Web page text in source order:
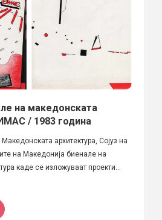
на македонската
/ 1983 година
архитектура, Сојуз на
на Македонија биенале на
каде се изложуваат проекти...